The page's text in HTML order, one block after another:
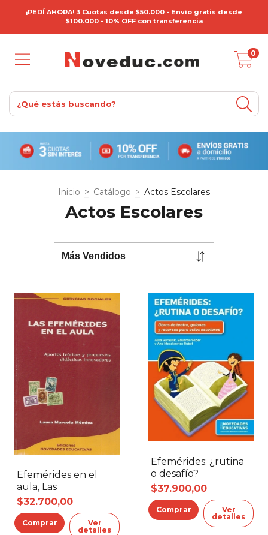
¡PEDÍ AHORA! 3 Cuotas desde $50.000 - Envío gratis desde
$100.000 - 10% OFF con transferencia
0
Inicio > Catálogo > Actos Escolares
Actos Escolares
Efemérides en el
aula, Las
$32.700,00
Ver
detalles
Efemérides: ¿rutina
o desafío?
$37.900,00
Ver
detalles